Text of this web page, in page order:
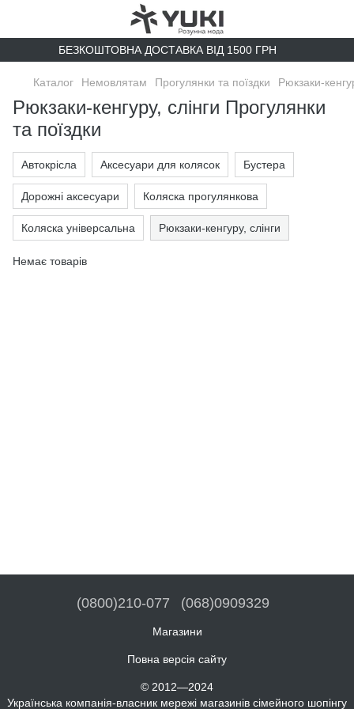
БЕЗКОШТОВНА ДОСТАВКА ВІД 1500 ГРН
Каталог Немовлятам Прогулянки та поїздки Рюкзаки-
Рюкзаки-кенгуру, слінги Прогулянки
та поїздки
Автокрісла Аксесуари для колясок Бустера
Дорожні аксесуари Коляска прогулянкова
Коляска універсальна Рюкзаки-кенгуру, слінги
Немає товарів
(0800)210-077 (068)0909329
Магазини
Повна версія сайту
© 2012—2024
Українська компанія-власник мережі магазинів сімейного шопінгу